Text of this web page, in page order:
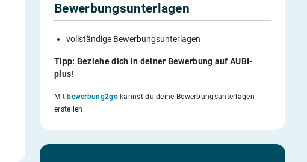
Bewerbungsunterlagen
vollständige Bewerbungsunterlagen
Tipp: Beziehe dich in deiner Bewerbung auf AUBI-
plus!
Mitbewerbung2gokannst du deine Bewerbungsunterlagen
erstellen.